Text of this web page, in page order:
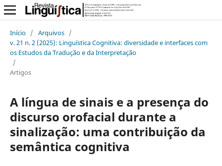
Início / Arquivos /
v. 21 n. 2 (2025): Linguística Cognitiva: diversidade e interfaces com
os Estudos da Tradução e da Interpretação
/
Artigos
A língua de sinais e a presença do
discurso orofacial durante a
sinalização: uma contribuição da
semântica cognitiva